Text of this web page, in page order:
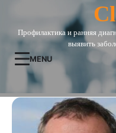
contentПрофилактика и ранняя
выявить
MENU